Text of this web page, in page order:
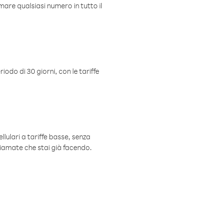
qualsiasi numero in tutto il
di 30 giorni, con le tariffe
a tariffe basse, senza
che stai già facendo.